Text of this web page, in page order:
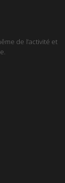
de l’activité et